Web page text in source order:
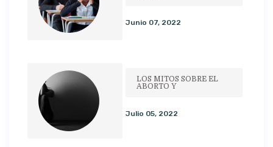
Junio 07, 2022
LOS MITOS SOBRE EL
ABORTO Y
Julio 05, 2022